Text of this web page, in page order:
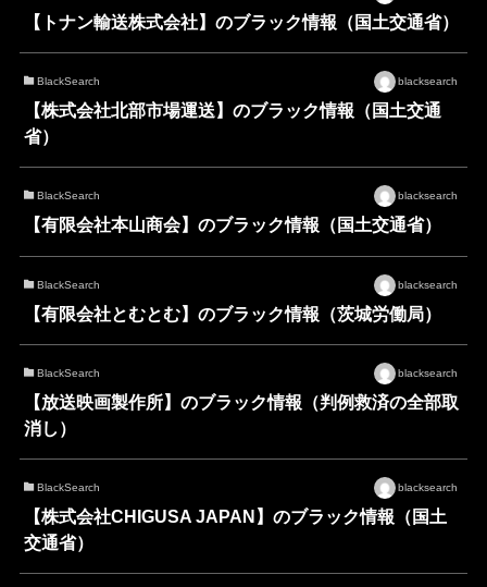
【トナン輸送株式会社】のブラック情報（国土交通省）
BlackSearch blacksearch
【株式会社北部市場運送】のブラック情報（国土交通
省）
BlackSearch blacksearch
【有限会社本山商会】のブラック情報（国土交通省）
BlackSearch blacksearch
【有限会社とむとむ】のブラック情報（茨城労働局）
BlackSearch blacksearch
【放送映画製作所】のブラック情報（判例救済の全部取
消し）
BlackSearch blacksearch
【株式会社CHIGUSA JAPAN】のブラック情報（国土
交通省）